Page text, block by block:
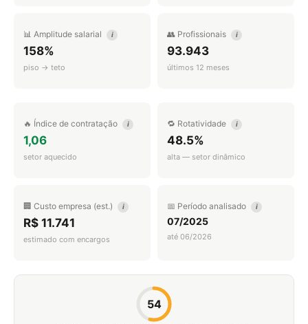
📊 Amplitude salarial i
158%
piso → teto
👥 Profissionais i
93.943
últimos 12 meses
🔥 Índice de contratação i
1,06
setor aquecido
🔁 Rotatividade i
48.5%
alta — setor dinâmico
🏢 Custo empresa (est.) i
R$ 11.741
estimado com encargos
📅 Período analisado i
07/2025
até 06/2026
54